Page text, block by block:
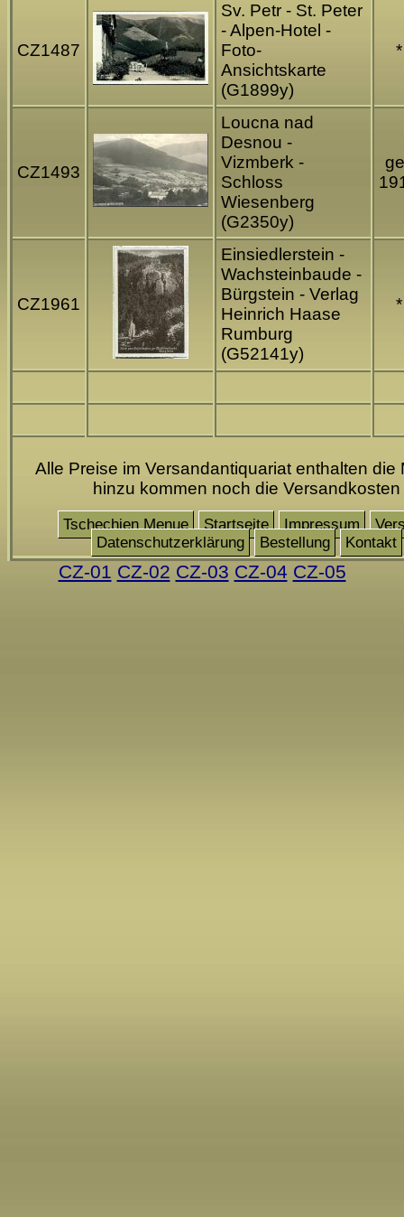
CZ1487
Sv. Petr - St. Peter
- Alpen-Hotel -
Foto-
Ansichtskarte
(G1899y)
*
CZ1493
Loucna nad
Desnou -
Vizmberk -
Schloss
Wiesenberg
(G2350y)
CZ1961
Einsiedlerstein -
Wachsteinbaude -
Bürgstein - Verlag
Heinrich Haase
Rumburg
(G52141y)
*
Alle Preise im Versandantiquariat enthalten die
hinzu kommen noch die Versandkosten
Tschechien Menue Startseite Impressum
Datenschutzerklärung
Bestellung Kontakt
CZ-01 CZ-02 CZ-03 CZ-04 CZ-05